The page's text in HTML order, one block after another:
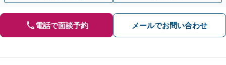
電話で面談予約 メールでお問い合わせ